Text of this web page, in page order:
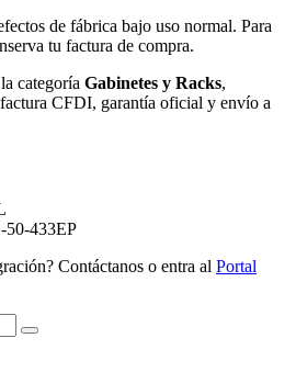
de fábrica bajo uso normal. Para
tu factura de compra.
categoría Gabinetes y Racks,
CFDI, garantía oficial y envío a
50-433EP
Contáctanos o entra al Portal